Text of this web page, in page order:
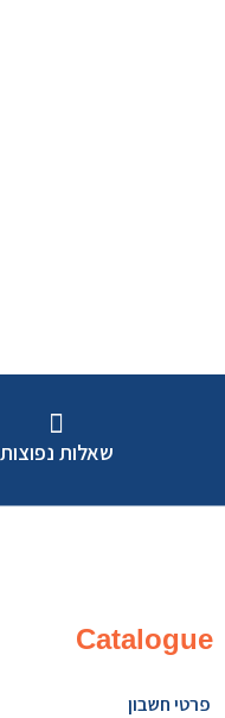
שאלות נפוצות
Catalogue
פרטי חשבון